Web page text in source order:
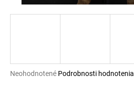
Priemerné
Neohodnotené Podrobnosti hodnotenia